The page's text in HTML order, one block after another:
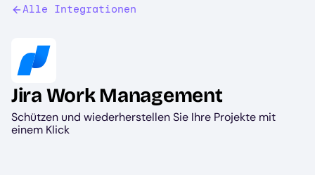
Alle Integrationen
Image
Jira Work Management
Schützen und wiederherstellen Sie Ihre Projekte mit
einem Klick